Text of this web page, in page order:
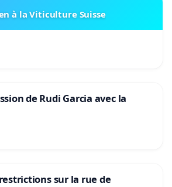
à la Viticulture Suisse
de Rudi Garcia avec la
sur la rue de